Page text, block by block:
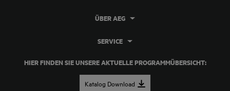
HIER FINDEN SIE UNSERE AKTUELLE PROGRAMMÜBERSICHT:
Katalog Download
ÜBER AEG
SERVICE